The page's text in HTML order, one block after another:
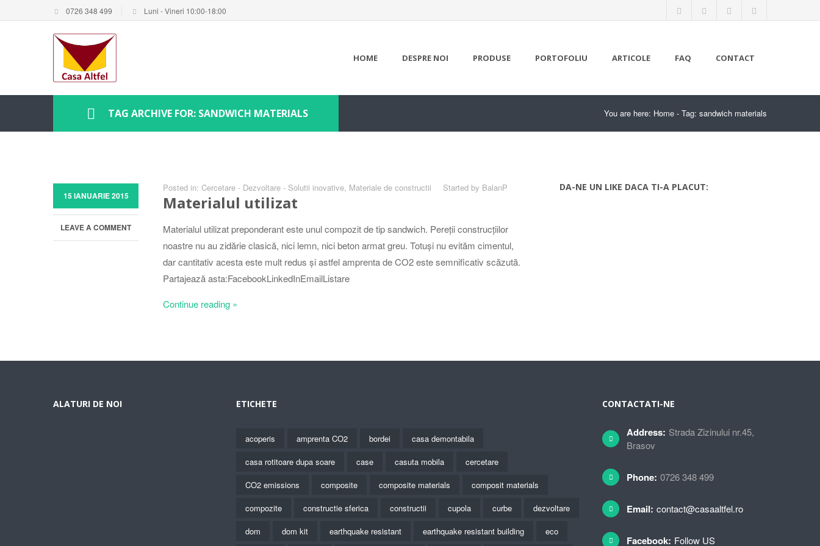
0726 348 499 Luni - Vineri 10:00-18:00
HOME DESPRE NOI PRODUSE PORTOFOLIU ARTICOLE FAQ CONTACT
TAG ARCHIVE FOR: SANDWICH MATERIALS You are here: Home - Tag: sandwich materials
15 IANUARIE 2015
LEAVE A COMMENT
Posted in: Cercetare - Dezvoltare - Solutii inovative, Materiale de constructii Started by BalanP
Materialul utilizat
Materialul utilizat preponderant este unul compozit de tip sandwich. Pereții construcțiilor
noastre nu au zidărie clasică, nici lemn, nici beton armat greu. Totuși nu evităm cimentul,
dar cantitativ acesta este mult redus și astfel amprenta de CO2 este semnificativ scăzută.
Partajează asta:FacebookLinkedInEmailListare
Continue reading »
DA-NE UN LIKE DACA TI-A PLACUT:
ALATURI DE NOI ETICHETE
acoperis amprenta CO2 bordei
casa demontabila
casa rotitoare dupa soare
case casuta mobila
cercetare
CO2 emissions
composite composite materials
composit materials
compozite
constructie sferica constructii cupola curbe
dezvoltare
dom
dom kit earthquake resistant earthquake resistant building eco
CONTACTATI-NE
Address: Strada Zizinului nr.45,
Brasov
Phone: 0726 348 499
Email: contact@casaaltfel.ro
Facebook: Follow US